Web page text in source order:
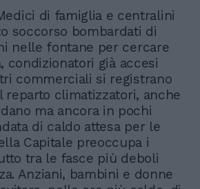
di famiglia e centralini
soccorso bombardati di
nelle fontane per cercare
condizionatori già accesi
commerciali si registrano
climatizzatori, anche
ma ancora in pochi
di caldo attesa per le
Capitale preoccupa i
tra le fasce più deboli
Anziani, bambini e donne